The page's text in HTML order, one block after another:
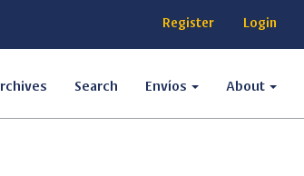
Register Login
Search Envíos About